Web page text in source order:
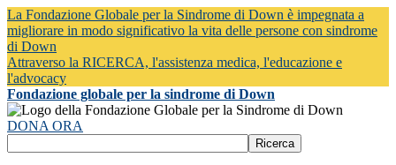
La Fondazione Globale per la Sindrome di Down è impegnata a
migliorare in modo significativo la vita delle persone con sindrome
di Down
Attraverso la RICERCA, l'assistenza medica, l'educazione e
l'advocacy
Fondazione globale per la sindrome di Down
DONA ORA